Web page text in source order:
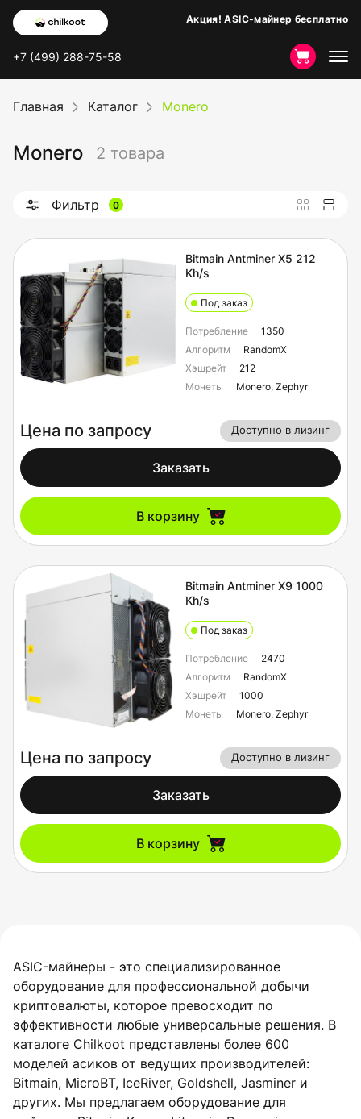
Акция! ASIC-майнер бесплатно
+7 (499) 288-75-58
Главная Каталог Monero
Monero 2 товара
Фильтр 0
Bitmain Antminer X5 212
Kh/s
Под заказ
Потребление
1350
Алгоритм
RandomX
Хэшрейт
212
Монеты
Monero, Zephyr
Цена по запросу Доступно в лизинг
Заказать
В корзину
Bitmain Antminer X9 1000
Kh/s
Под заказ
Потребление
2470
Алгоритм
RandomX
Хэшрейт
1000
Монеты
Monero, Zephyr
Цена по запросу Доступно в лизинг
Заказать
В корзину
ASIC-майнеры - это специализированное
оборудование для профессиональной добычи
криптовалюты, которое превосходит по
эффективности любые универсальные решения. В
каталоге Chilkoot представлены более 600
моделей асиков от ведущих производителей:
Bitmain, MicroBT, IceRiver, Goldshell, Jasminer и
других. Мы предлагаем оборудование для